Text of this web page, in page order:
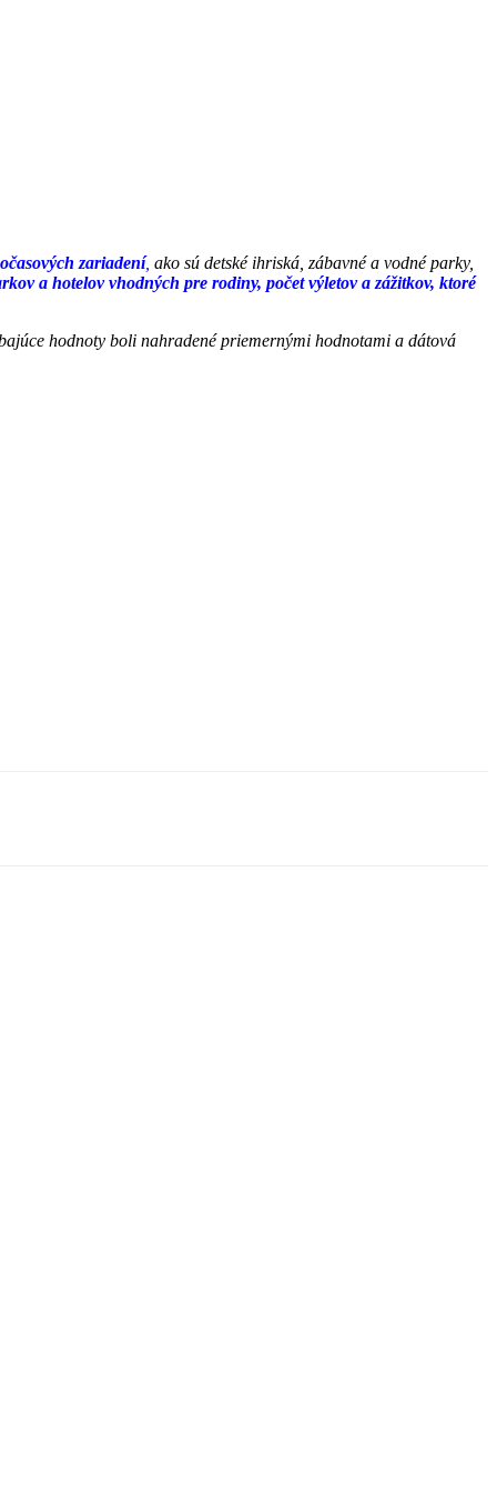
zariadení, ako sú detské ihriská, zábavné a vodné parky,
a hotelov vhodných pre rodiny, počet výletov a zážitkov, ktoré
hodnoty boli nahradené priemernými hodnotami a dátová